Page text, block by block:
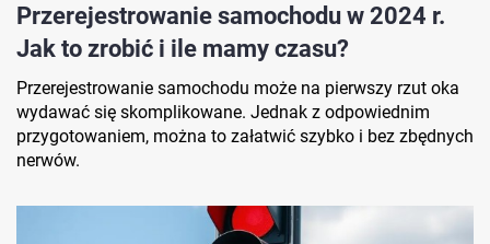
Przerejestrowanie samochodu w 2024 r.
Jak to zrobić i ile mamy czasu?
Przerejestrowanie samochodu może na pierwszy rzut oka
wydawać się skomplikowane. Jednak z odpowiednim
przygotowaniem, można to załatwić szybko i bez zbędnych
nerwów.